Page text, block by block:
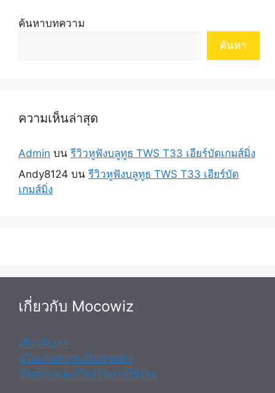
ค้นหาบทความ
ค้นหา
ความเห็นล่าสุด
Admin บนรีวิวหูฟังบลูทูธ TWS T33 เอียร์บัดเกมส์มิ่ง
Andy8124 บนรีวิวหูฟังบลูทูธ TWS T33 เอียร์บัด
เกมส์มิ่ง
เกี่ยวกับ Mocowiz
เกี่ยวกับเรา
นโยบายความเป็นส่วนตัว
ข้อตกลงและเงื่อนไขการใช้งาน